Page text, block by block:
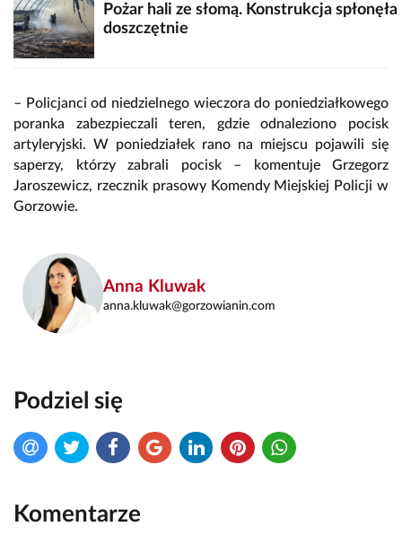
Pożar hali ze słomą. Konstrukcja spłonęła
doszczętnie
– Policjanci od niedzielnego wieczora do poniedziałkowego
poranka zabezpieczali teren, gdzie odnaleziono pocisk
artyleryjski. W poniedziałek rano na miejscu pojawili się
saperzy, którzy zabrali pocisk – komentuje Grzegorz
Jaroszewicz, rzecznik prasowy Komendy Miejskiej Policji w
Gorzowie.
Anna Kluwak
anna.kluwak@gorzowianin.com
Podziel się
Komentarze